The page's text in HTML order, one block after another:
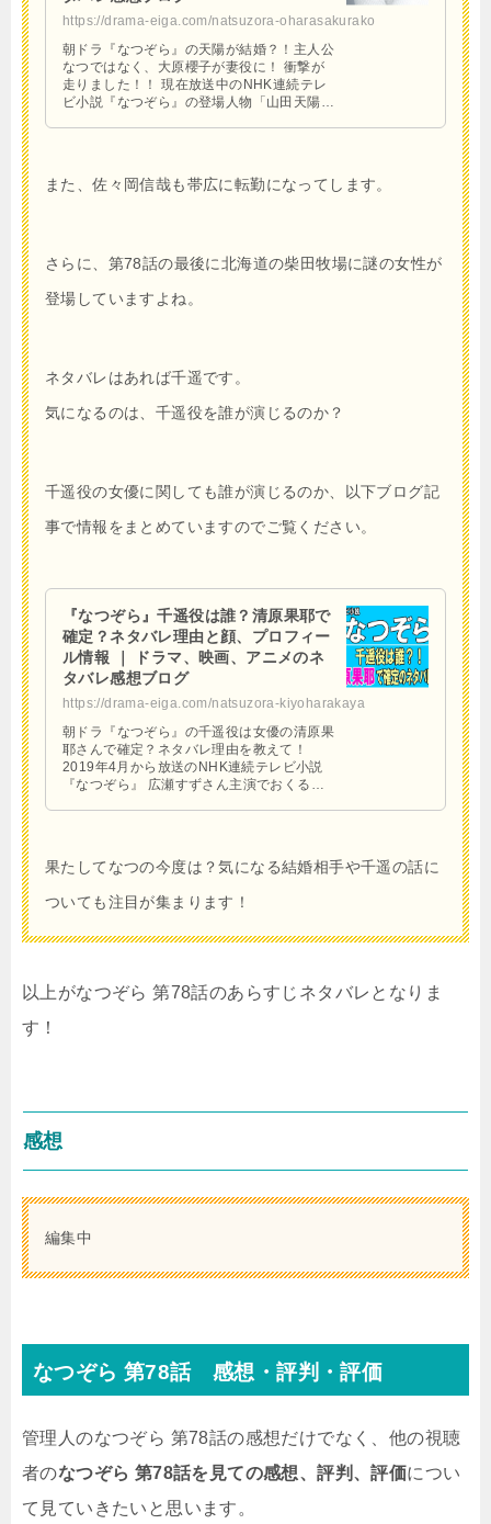
https://drama-eiga.com/natsuzora-oharasakurako
朝ドラ『なつぞら』の天陽が結婚？！主人公
なつではなく、大原櫻子が妻役に！ 衝撃が
走りました！！ 現在放送中のNHK連続テレ
ビ小説『なつぞら』の登場人物「山田天陽」
また、佐々岡信哉も帯広に転勤になってします。
さらに、第78話の最後に北海道の柴田牧場に謎の女性が
登場していますよね。
ネタバレはあれば千遥です。
気になるのは、千遥役を誰が演じるのか？
千遥役の女優に関しても誰が演じるのか、以下ブログ記
事で情報をまとめていますのでご覧ください。
『なつぞら』千遥役は誰？清原果耶で
確定？ネタバレ理由と顔、プロフィー
ル情報 ｜ ドラマ、映画、アニメのネ
タバレ感想ブログ
https://drama-eiga.com/natsuzora-kiyoharakaya
朝ドラ『なつぞら』の千遥役は女優の清原果
耶さんで確定？ネタバレ理由を教えて！
2019年4月から放送のNHK連続テレビ小説
『なつぞら』 広瀬すずさん主演でおくる昭
果たしてなつの今度は？気になる結婚相手や千遥の話に
ついても注目が集まります！
以上がなつぞら 第78話のあらすじネタバレとなりま
す！
感想
編集中
なつぞら 第78話 感想・評判・評価
管理人のなつぞら 第78話の感想だけでなく、他の視聴
者のなつぞら 第78話を見ての感想、評判、評価につい
て見ていきたいと思います。